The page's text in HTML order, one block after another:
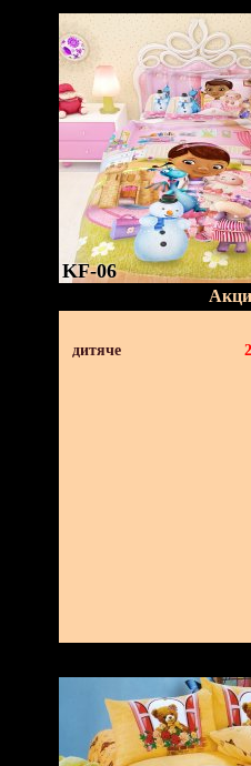
KF-06
дитяче